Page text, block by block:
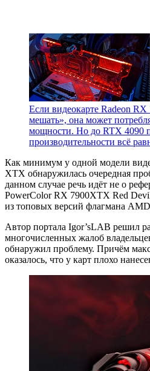
Если видеокарте Radeon
мешать», она может
мощности. Но до RTX 4090
производительности всё
Как минимум у одной модели
XTX обнаружилась очередная
данном случае речь идёт не о
PowerColor RX 7900XTX Red
из топовых версий флагмана
Автор портала Igor’sLAB решил
многочисленных жалоб
обнаружил проблему. Причём
оказалось, что у карт плохо